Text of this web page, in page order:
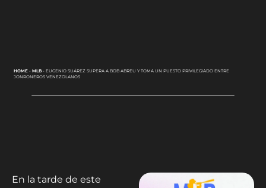
HOME- MLB- EUGENIO SUÁREZ SUPERA A BOB ABREU Y TOMA UN PUESTO PRIVILEGIADO ENTRE
JONRONEROS VENEZOLANOS
En la tarde de este